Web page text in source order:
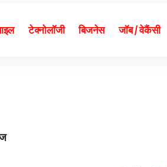
टेक्नोलॉजी बिजनेस जॉब / वेकैंसी